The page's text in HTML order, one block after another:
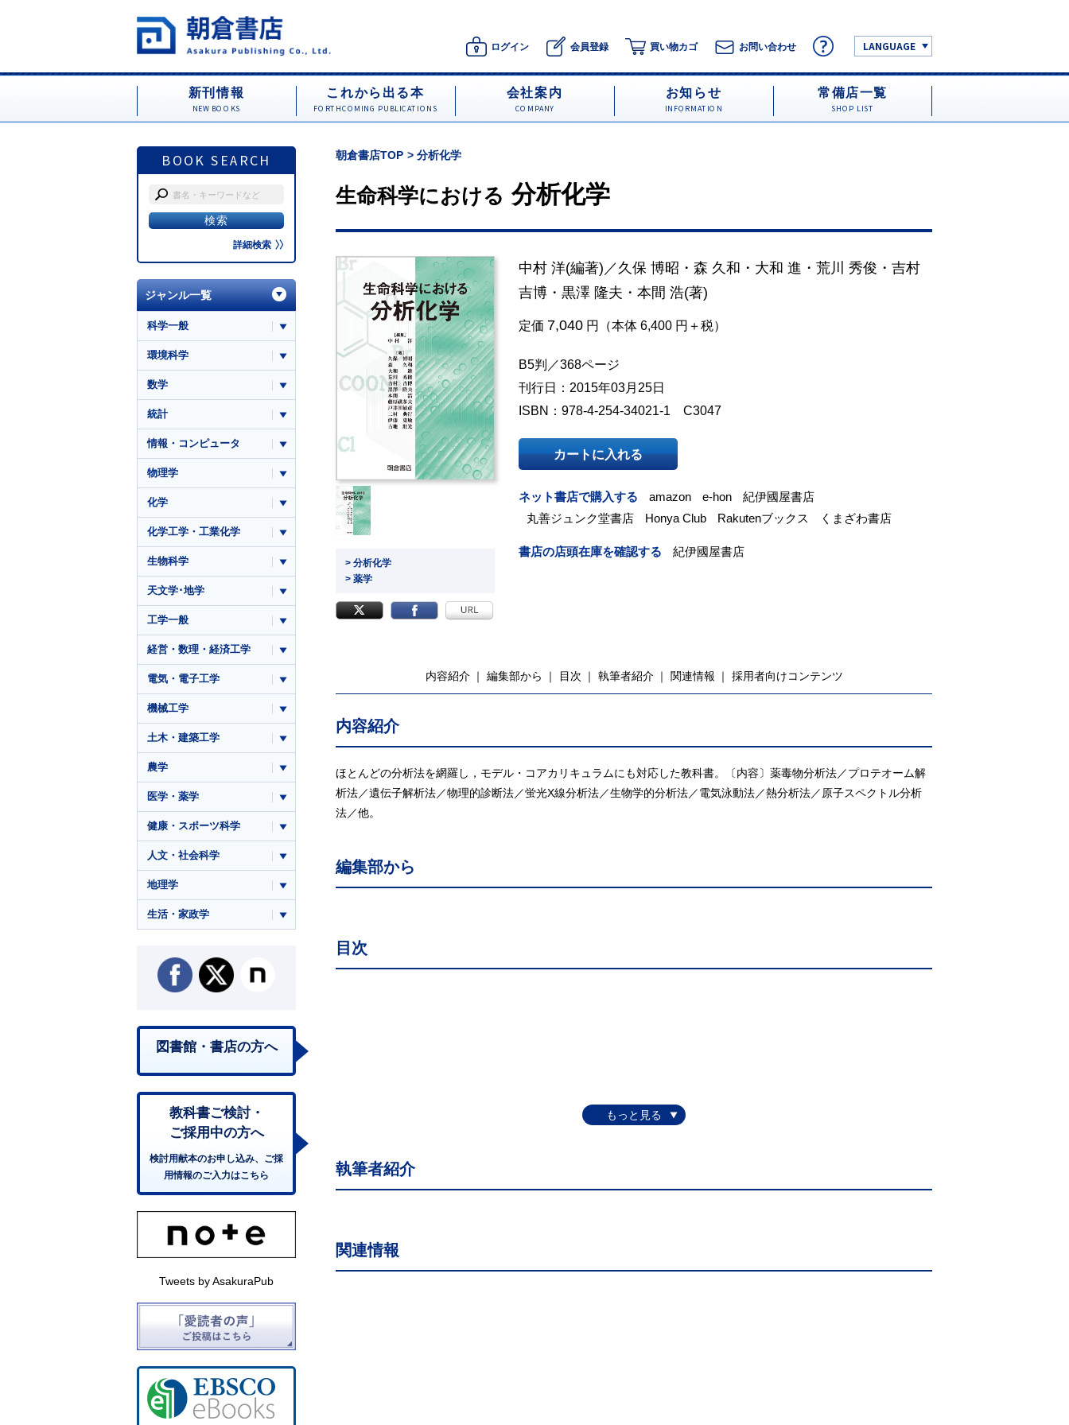
ログイン 会員登録 買い物カゴ お問い合わせ LANGUAGE
新刊情報
NEW BOOKS
これから出る本
FORTHCOMING PUBLICATIONS
会社案内
COMPANY
お知らせ
INFORMATION
常備店一覧
SHOP LIST
BOOK SEARCH
詳細検索
朝倉書店TOP 分析化学
生命科学における 分析化学
> 分析化学
> 薬学
中村 洋(編著)／ 久保 博昭 ・ 森 久和 ・ 大和 進 ・ 荒川 秀俊 ・ 吉村
吉博 ・ 黒澤 隆夫 ・ 本間 浩(著)
定価 7,040 円（本体 6,400 円＋税）
B5判／368ページ
刊行日：2015年03月25日
ISBN：978-4-254-34021-1 C3047
カートに入れる
ネット書店で購入する amazon e-hon
紀伊國屋書店
丸善ジュンク堂書店
Honya Club Rakutenブックス くまざわ書店
書店の店頭在庫を確認する 紀伊國屋書店
内容紹介 編集部から 目次 執筆者紹介 関連情報 採用者向けコンテンツ
内容紹介
ほとんどの分析法を網羅し，モデル・コアカリキュラムにも対応した教科書。〔内容〕薬毒物分析法／プロテオーム解
析法／遺伝子解析法／物理的診断法／蛍光X線分析法／生物学的分析法／電気泳動法／熱分析法／原子スペクトル分析
法／他。
編集部から
目次
執筆者紹介
関連情報
ジャンル一覧
科学一般
環境科学
数学
統計
情報・コンピュータ
物理学
化学
化学工学・工業化学
生物科学
天文学･地学
工学一般
経営・数理・経済工学
電気・電子工学
機械工学
土木・建築工学
農学
医学・薬学
健康・スポーツ科学
人文・社会科学
地理学
生活・家政学
図書館・書店の方へ
教科書ご検討・
ご採用中の方へ
検討用献本のお申し込み、ご採
用情報のご入力はこちら
Tweets by AsakuraPub